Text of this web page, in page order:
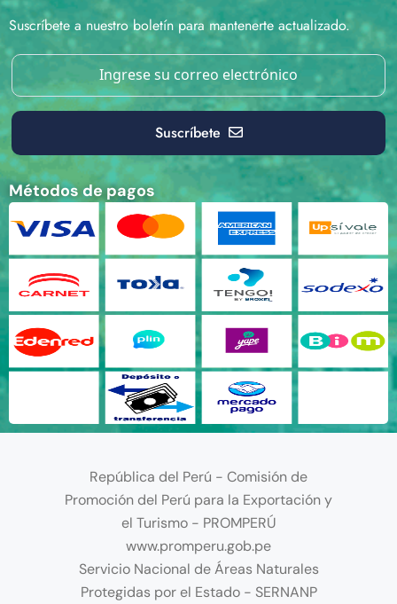
Suscríbete a nuestro boletín para mantenerte actualizado.
Suscríbete
Métodos de pagos
República del Perú - Comisión de
Promoción del Perú para la Exportación y
el Turismo - PROMPERÚ
www.promperu.gob.pe
Servicio Nacional de Áreas Naturales
Protegidas por el Estado - SERNANP